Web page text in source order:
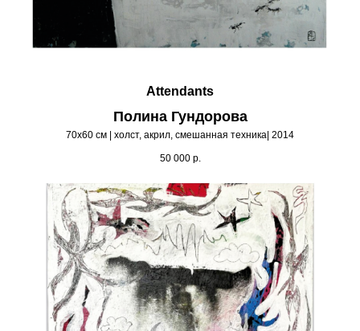
Attendants
Полина Гундорова
70х60 см | холст, акрил, смешанная техника| 2014
50 000 р.